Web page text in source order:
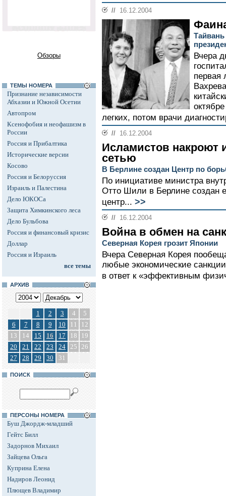
Обзоры
ТЕМЫ НОМЕРА
Признание независимости
Абхазии и Южной Осетии
Автопром
Ксенофобия и неофашизм в
России
Россия и Прибалтика
Исторические версии
Косово
Россия и Белоруссия
Израиль и Палестина
Дело ЮКОСа
Защита Химкинского леса
Дело Бульбова
Россия и финансовый кризис
Доллар
Россия и Израиль
все темы
АРХИВ
1 2 3 4
5
6
7 8 9 10 11
12
13
14 15 16 17 18
19
20
21 22 23 24 25 26
27
28 29 30 31
ПОИСК
ПЕРСОНЫ НОМЕРА
Буш Джордж-младший
Гейтс Билл
Задорнов Михаил
Зайцева Ольга
Куприна Елена
Надиров Леонид
Плющев Владимир
// 16.12.2004
Вчера
первая
легких, потом врачи
// 16.12.2004
Исламистов накроют
сетью
В Берлине создан Центр по
По инициативе министра
Отто Шили в Берлине создан
центр... >>
// 16.12.2004
Война в обмен на
Северная Корея грозит Японии
Вчера Северная Корея
любые экономические
в ответ к «эффективным